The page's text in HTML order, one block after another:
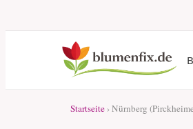
Startseite › Nürnberg